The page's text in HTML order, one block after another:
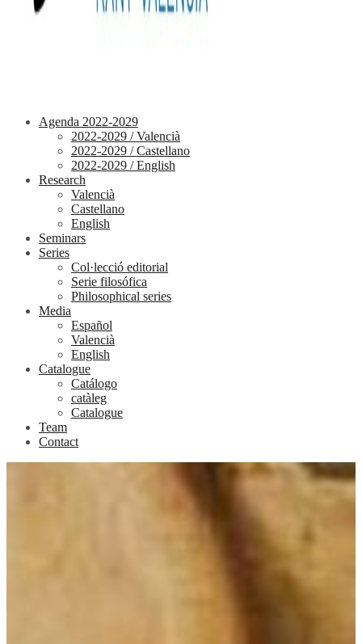
Agenda 2022-2029
2022-2029 / Valencià
2022-2029 / Castellano
2022-2029 / English
Research
Valencià
Castellano
English
Seminars
Series
Col·lecció editorial
Serie filosófica
Philosophical series
Media
Español
Valencià
English
Catalogue
Catálogo
catàleg
Catalogue
Team
Contact